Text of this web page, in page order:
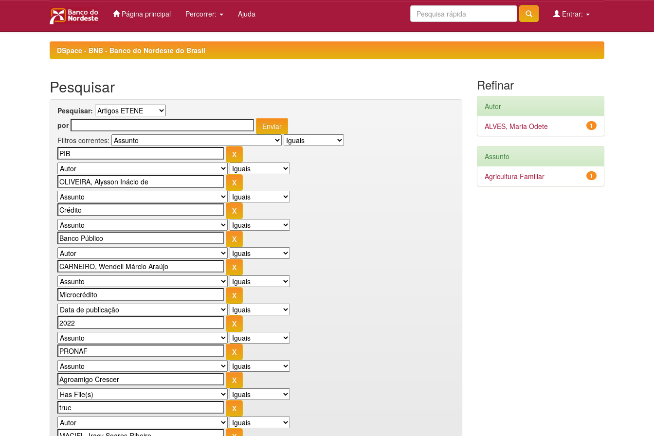
Página principal Percorrer: Ajuda Entrar:
DSpace - BNB - Banco do Nordeste do Brasil
Pesquisar
Pesquisar:
por
Filtros correntes:
Refinar
Autor
1
ALVES, Maria Odete
Assunto
1
Agricultura Familiar